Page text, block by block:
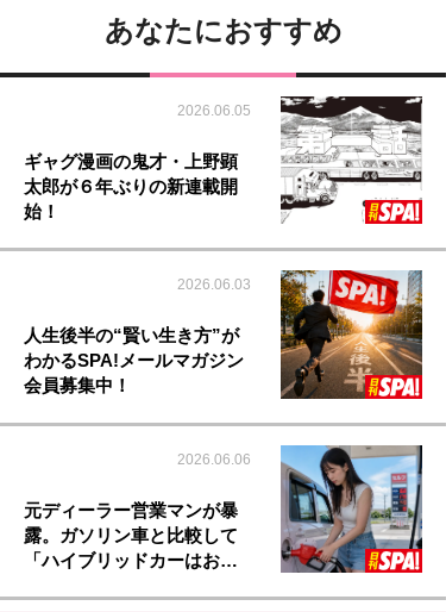
あなたにおすすめ
2026.06.05
ギャグ漫画の鬼才・上野顕
太郎が６年ぶりの新連載開
始！
2026.06.03
人生後半の“賢い生き方”が
わかるSPA!メールマガジン
会員募集中！
2026.06.06
元ディーラー営業マンが暴
露。ガソリン車と比較して
「ハイブリッドカーはお…